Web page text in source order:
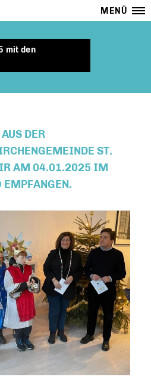
MENÜ
mit den
DER
ST.
AM 04.01.2025 IM
EMPFANGEN.